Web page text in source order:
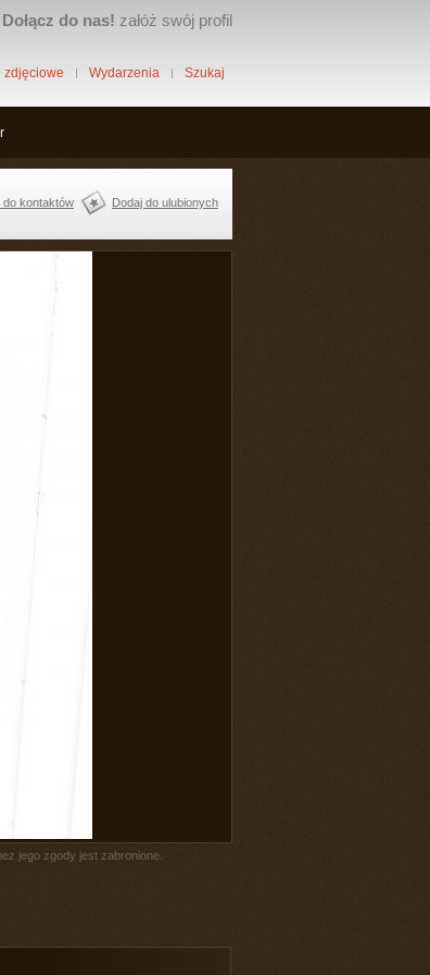
Dołącz do nas! załóż swój profil
zdjęciowe Wydarzenia Szukaj
do kontaktów Dodaj do ulubionych
jego zgody jest zabronione.